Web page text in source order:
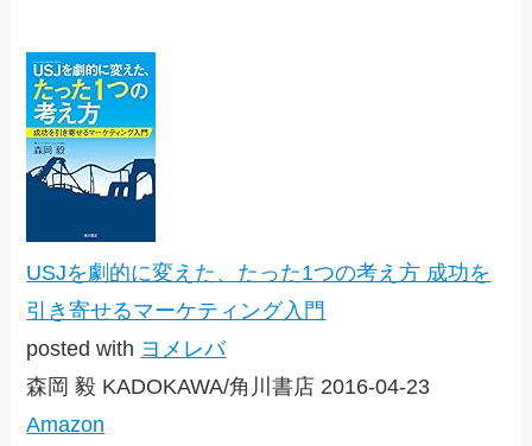
USJを劇的に変えた、たった1つの考え方 成功を
引き寄せるマーケティング入門
posted with ヨメレバ
森岡 毅 KADOKAWA/角川書店 2016-04-23
Amazon